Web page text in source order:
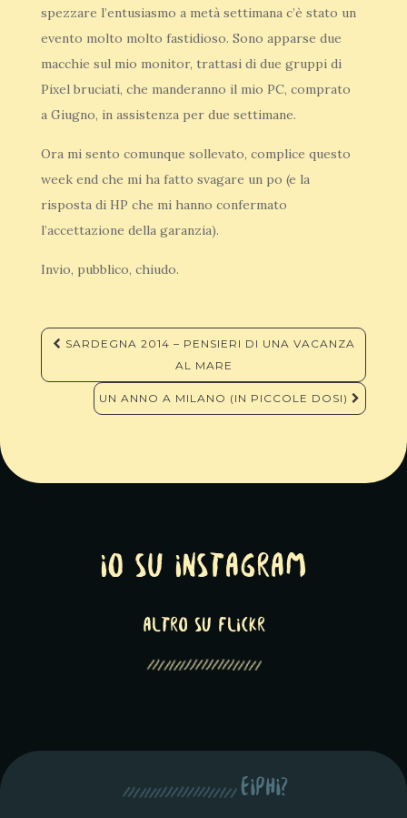
spezzare l’entusiasmo a metà settimana c’è stato un
evento molto molto fastidioso. Sono apparse due
macchie sul mio monitor, trattasi di due gruppi di
Pixel bruciati, che manderanno il mio PC, comprato
a Giugno, in assistenza per due settimane.
Ora mi sento comunque sollevato, complice questo
week end che mi ha fatto svagare un po (e la
risposta di HP che mi hanno confermato
l’accettazione della garanzia).
Invio, pubblico, chiudo.
Navigazione
articoli
SARDEGNA 2014 – PENSIERI DI UNA VACANZA
AL MARE
UN ANNO A MILANO (IN PICCOLE DOSI)
Io su Instagram
altro su Flickr
eiphi?